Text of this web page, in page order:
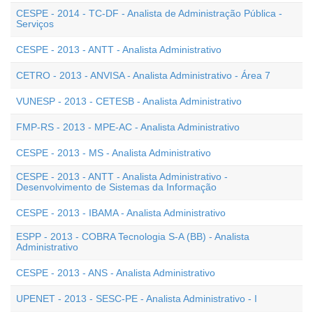
CESPE - 2014 - TC-DF - Analista de Administração Pública -
Serviços
CESPE - 2013 - ANTT - Analista Administrativo
CETRO - 2013 - ANVISA - Analista Administrativo - Área 7
VUNESP - 2013 - CETESB - Analista Administrativo
FMP-RS - 2013 - MPE-AC - Analista Administrativo
CESPE - 2013 - MS - Analista Administrativo
CESPE - 2013 - ANTT - Analista Administrativo -
Desenvolvimento de Sistemas da Informação
CESPE - 2013 - IBAMA - Analista Administrativo
ESPP - 2013 - COBRA Tecnologia S-A (BB) - Analista
Administrativo
CESPE - 2013 - ANS - Analista Administrativo
UPENET - 2013 - SESC-PE - Analista Administrativo - I